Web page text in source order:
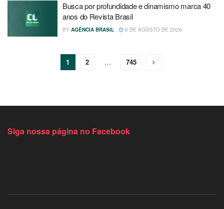
Busca por profundidade e dinamismo marca 40
anos do Revista Brasil
BY AGÊNCIA BRASIL 6 DE AGOSTO DE 2026
1 2 … 745
Siga nossa página no Facebook